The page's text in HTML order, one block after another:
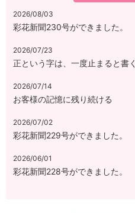
2026/08/03
彩花新聞230号ができました。
2026/07/23
正という字は、一度止まると書く
2026/07/14
お客様の記憶に残り続ける
2026/07/02
彩花新聞229号ができました。
2026/06/01
彩花新聞228号ができました。